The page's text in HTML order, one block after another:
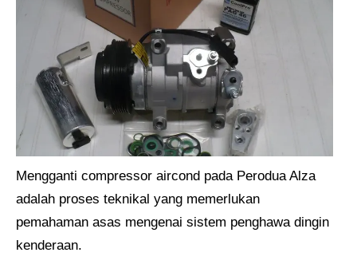
Mengganti compressor aircond pada Perodua Alza
adalah proses teknikal yang memerlukan
pemahaman asas mengenai sistem penghawa dingin
kenderaan.